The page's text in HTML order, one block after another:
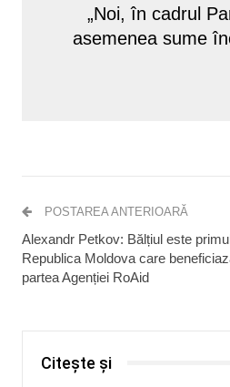
„Noi, în cadrul
asemenea sume
POSTAREA ANTERIOARĂ
Alexandr Petkov: Bălțiul este
Republica Moldova care
partea Agenției RoAid
Citește și